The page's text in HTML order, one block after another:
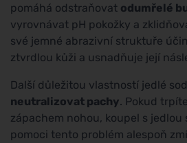
pomáhá odstraňovat odumřelé
vyrovnávat pH pokožky a
své jemné abrazivní struktuře
ztvrdlou kůži a usnadňuje její
Další důležitou vlastností jedlé
neutralizovat pachy. Pokud
zápachem nohou, koupel s jedlou
pomoci tento problém alespoň